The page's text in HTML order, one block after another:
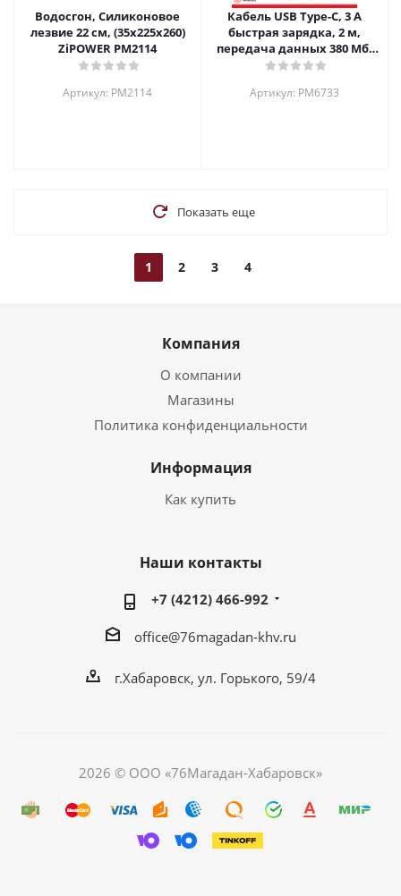
Водосгон, Силиконовое
лезвие 22 см, (35x225x260)
ZiPOWER PM2114
Артикул: PM2114
Кабель USB Type-C, 3 A
быстрая зарядка, 2 м,
передача данных 380 Мб/
сек ZiPOWER PM6733
Артикул: PM6733
Показать еще
1 2 3 4
Компания
О компании
Магазины
Политика конфиденциальности
Информация
Как купить
Наши контакты
+7 (4212) 466-992
office@76magadan-khv.ru
г.Хабаровск, ул. Горького, 59/4
2026 © ООО «76Магадан-Хабаровск»